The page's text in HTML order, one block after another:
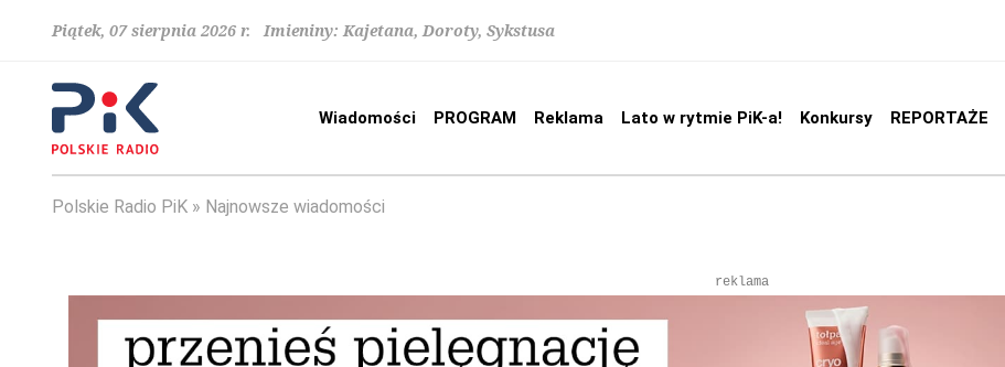
Piątek, 07 sierpnia 2026 r. Imieniny: Kajetana, Doroty, Sykstusa
Wiadomości PROGRAM Reklama Lato w rytmie PiK-a! Konkursy REPORTAŻE
Polskie Radio PiK Najnowsze wiadomości
reklama